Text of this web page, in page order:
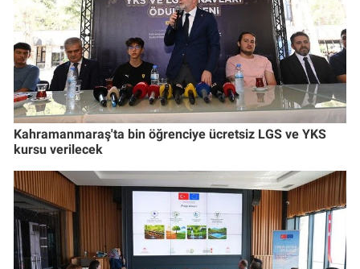
Kahramanmaraş'ta bin öğrenciye ücretsiz LGS ve YKS
kursu verilecek